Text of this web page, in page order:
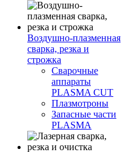
Воздушно-плазменная
сварка, резка и
строжка
Сварочные
аппараты
PLASMA CUT
Плазмотроны
Запасные части
PLASMA